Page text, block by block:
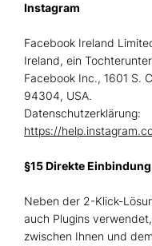
Instagram
Facebook Ireland
Ireland, ein
Facebook Inc., 1601 S.
94304, USA.
Datenschutzerklärung:
https://
§15 Direkte
Neben der 2-Klick-
auch Plugins
zwischen Ihnen und